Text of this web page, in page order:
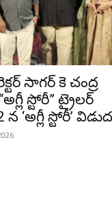
సాగర్ కె చంద్ర
స్టోరీ” ట్రైలర్
‘అగ్లీ స్టోరీ’